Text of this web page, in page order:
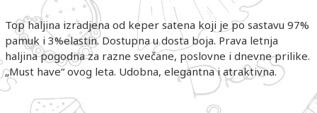
Top haljina izradjena od keper satena koji je po sastavu 97%
pamuk i 3%elastin. Dostupna u dosta boja. Prava letnja
haljina pogodna za razne svečane, poslovne i dnevne prilike.
„Must have“ ovog leta. Udobna, elegantna i atraktivna.